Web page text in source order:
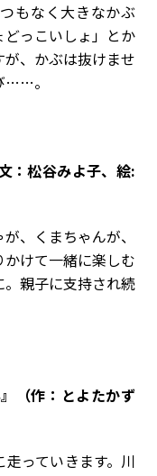
もなく大きなかぶ
っこいしょ」とか
、かぶは抜けませ
……。
：松谷みよ子、絵:
、くまちゃんが、
けて一緒に楽しむ
親子に支持され続
（作：とよたかず
っていきます。川